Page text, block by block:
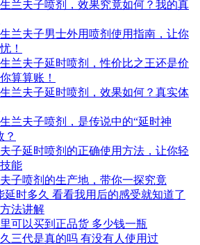
兰夫子喷剂，效果究竟如何？我的真
兰夫子男士外用喷剂使用指南，让你
！
兰夫子延时喷剂，性价比之王还是价
算算账！
兰夫子延时喷剂，效果如何？真实体
兰夫子喷剂，是传说中的“延时神
？
子延时喷剂的正确使用方法，让你轻
能
子喷剂的生产地，带你一探究竟
延时多久 看看我用后的感受就知道了
法讲解
可以买到正品货 多少钱一瓶
三代是真的吗 有没有人使用过